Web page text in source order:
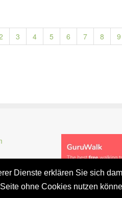
Dienste erklären Sie sich
ohne Cookies nutzen
3 4 5 6 7 8 9